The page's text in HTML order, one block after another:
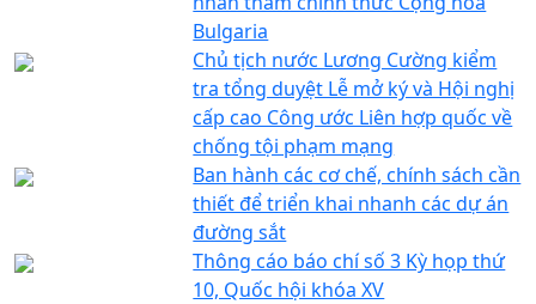
Bulgaria
Chủ tịch nước Lương Cường kiểm
tra tổng duyệt Lễ mở ký và Hội nghị
cấp cao Công ước Liên hợp quốc về
chống tội phạm mạng
Ban hành các cơ chế, chính sách cần
thiết để triển khai nhanh các dự án
đường sắt
Thông cáo báo chí số 3 Kỳ họp thứ
10, Quốc hội khóa XV